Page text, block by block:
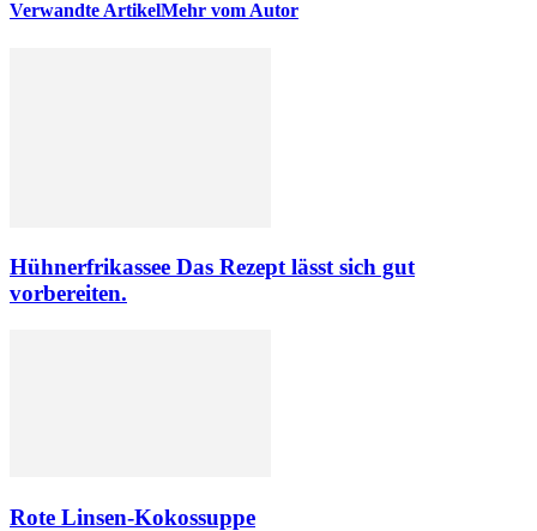
Verwandte ArtikelMehr vom Autor
Hühnerfrikassee Das Rezept lässt sich gut
vorbereiten.
Rote Linsen-Kokossuppe